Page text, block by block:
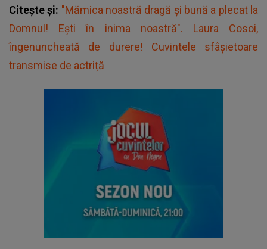
Citește și: "Mămica noastră dragă și bună a plecat la
Domnul! Ești în inima noastră". Laura Cosoi,
îngenuncheată de durere! Cuvintele sfâșietoare
transmise de actriță